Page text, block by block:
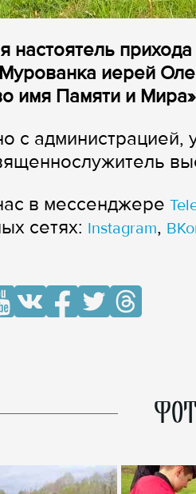
настоятель
иерей
имя Памяти и
с
в мессенджере
сетях: Instagram,